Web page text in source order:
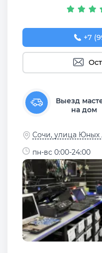
+7
Выезд
на дом
Сочи, улица Юных
пн-вс 0:00-24:00